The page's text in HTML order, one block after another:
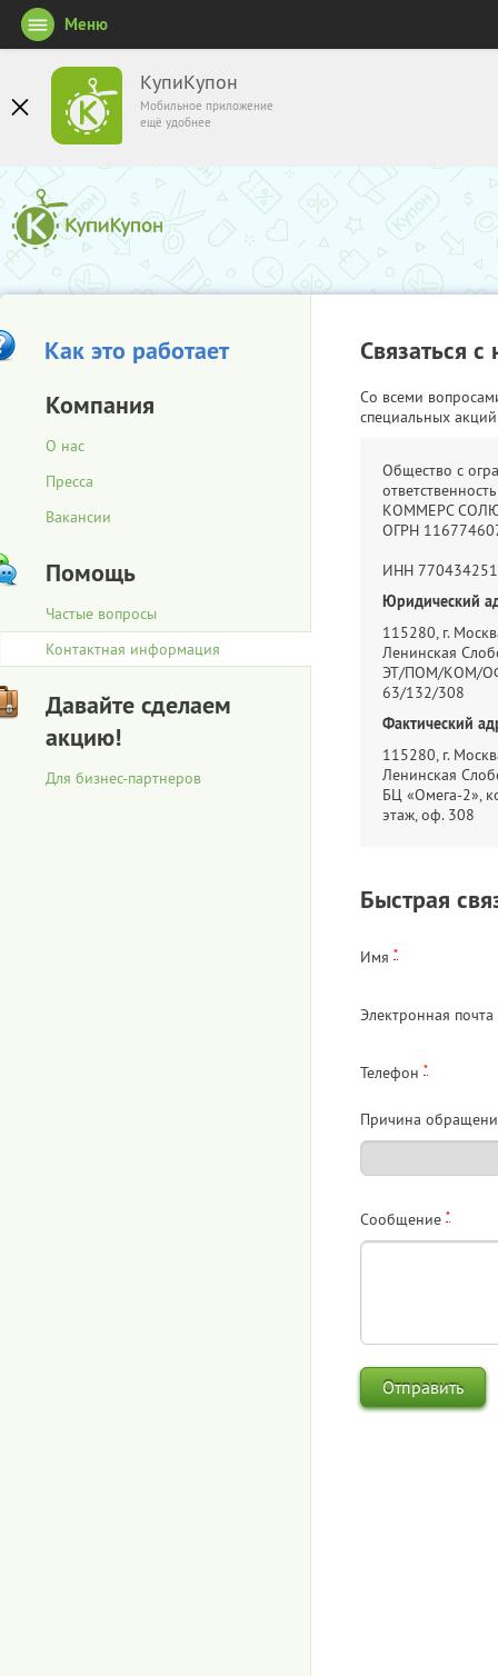
КупиКупон
Мобильное приложение
ещё удобнее
Меню
Как это работает
Компания
О нас
Пресса
Вакансии
Помощь
Частые вопросы
Контактная информация
Давайте сделаем
акцию!
Для бизнес-партнеров
Связаться с
Со всеми
специальных
Общество с
КОММЕРС
ОГРН
ИНН
Юридический
115280, г.
Ленинская
ЭТ/ПОМ/КОМ/
63/132/308
Фактический
115280, г.
Ленинская
БЦ «Омега-2»,
этаж, оф. 308
Быстрая
*
Имя
Электронная почта
*
Телефон
Причина
*
Сообщение